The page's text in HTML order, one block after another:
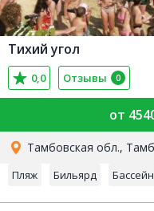
Тихий угол
0,0 Отзывы 0
от
Тамбовская обл.,
Пляж Бильярд Бассейн